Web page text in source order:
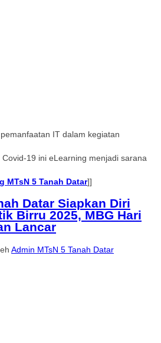
IT dalam kegiatan
19 ini eLearning menjadi sarana
MTsN 5 Tanah Datar]]
Datar Siapkan Diri
Birru 2025, MBG Hari
Lancar
Admin MTsN 5 Tanah Datar